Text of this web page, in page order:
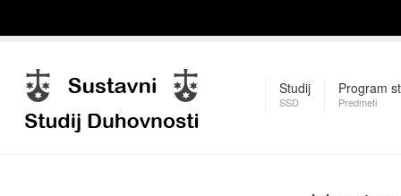
Studij
SSD
Program
Predmeti